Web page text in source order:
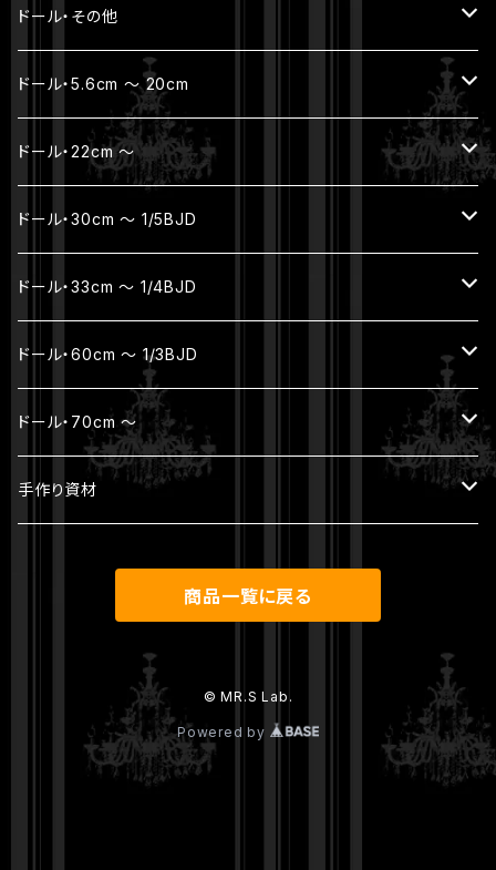
ボトムス
アウター
セット
着ぐるみ
YmY / UF doll / オビツ11 / ねんどーる
SD16 / SDGr女の子・ハイヒール
ドール・その他
帽子 / バッグ
お出かけポーチ
アクセサリー
ドール・5.6cm ～ 20cm
フルセット
本体セット（ヘッド + ボディ）
ボディ（素体）
パーツ
ウィッグ
アウトフィット
ドール・22cm ～
フルセット
本体セット（ヘッド + ボディ）
ヘッド
ボディ（素体）
パーツ
ドール・30cm ～ 1/5BJD
フルセット
ボディ
ドール・33cm ～ 1/4BJD
ジュエリー
本体セット（ヘッド + ボディ）
ヘッド
アウトフィット
ドール・60cm ～ 1/3BJD
ジュエリー
ヘッド
ドール・70cm ～
ジュエリー
手作り資材
商品一覧に戻る
© MR.S Lab.
Powered by